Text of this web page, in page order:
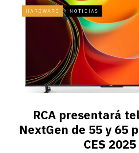
HARDWARE NOTICIAS
RCA presentará
NextGen de 55 y 65
CES 2025